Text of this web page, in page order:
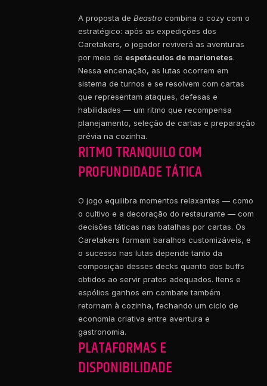
A proposta de Beastro combina o cozy com o
estratégico: após as expedições dos
Caretakers, o jogador reviverá as aventuras
por meio de espetáculos de marionetes.
Nessa encenação, as lutas ocorrem em
sistema de turnos e se resolvem com cartas
que representam ataques, defesas e
habilidades — um ritmo que recompensa
planejamento, seleção de cartas e preparação
prévia na cozinha.
RITMO TRANQUILO COM
PROFUNDIDADE TÁTICA
O jogo equilibra momentos relaxantes — como
o cultivo e a decoração do restaurante — com
decisões táticas nas batalhas por cartas. Os
Caretakers formam baralhos customizáveis, e
o sucesso nas lutas depende tanto da
composição desses decks quanto dos buffs
obtidos ao servir pratos adequados. Itens e
espólios ganhos em combate também
retornam à cozinha, fechando um ciclo de
economia criativa entre aventura e
gastronomia.
PLATAFORMAS E
DISPONIBILIDADE